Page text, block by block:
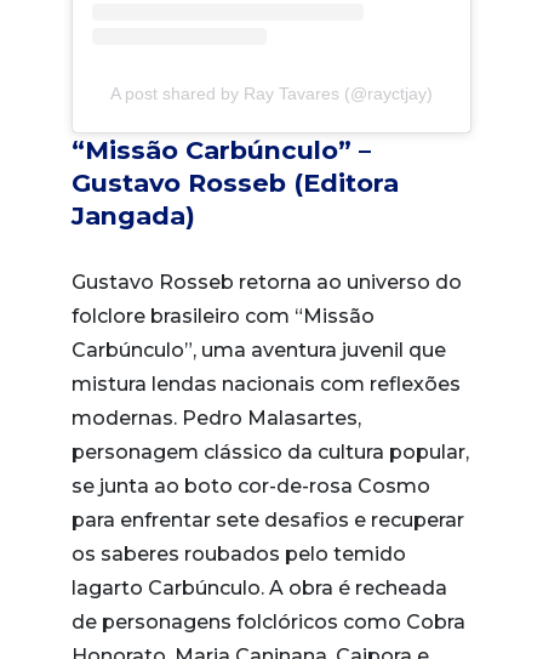
A post shared by Ray Tavares (@rayctjay)
“Missão Carbúnculo” –
Gustavo Rosseb (Editora
Jangada)
Gustavo Rosseb retorna ao universo do
folclore brasileiro com “Missão
Carbúnculo”, uma aventura juvenil que
mistura lendas nacionais com reflexões
modernas. Pedro Malasartes,
personagem clássico da cultura popular,
se junta ao boto cor-de-rosa Cosmo
para enfrentar sete desafios e recuperar
os saberes roubados pelo temido
lagarto Carbúnculo. A obra é recheada
de personagens folclóricos como Cobra